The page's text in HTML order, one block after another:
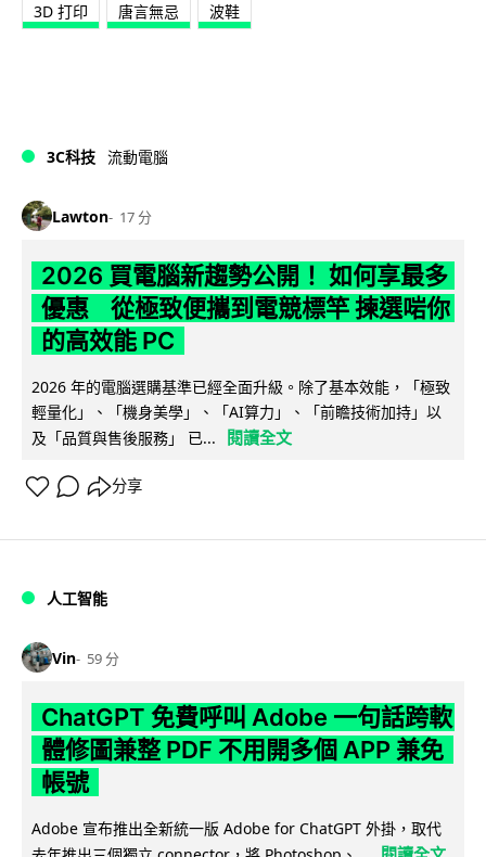
3D 打印 唐言無忌 波鞋
3C科技 流動電腦
Lawton 17 分
2026 買電腦新趨勢公開！ 如何享最多
優惠 從極致便攜到電競標竿 揀選啱你
的高效能 PC
2026 年的電腦選購基準已經全面升級。除了基本效能，「極致
輕量化」、「機身美學」、「AI算力」、「前瞻技術加持」以
及「品質與售後服務」 已...
閱讀全文
分享
人工智能
Vin 59 分
ChatGPT 免費呼叫 Adobe 一句話跨軟
體修圖兼整 PDF 不用開多個 APP 兼免
帳號
Adobe 宣布推出全新統一版 Adobe for ChatGPT 外掛，取代